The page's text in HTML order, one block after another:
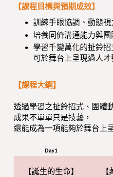
【課程目標與預期成效】
訓練手眼協調、動態
培養同儕溝通能力與團
學習千變萬化的扯鈴
可於舞台上呈現過人才
【課程大鋼】
透過學習之扯鈴招式、團體
成果不單單只是技藝，
還能成為一項能夠於舞台上
Day1
【誕生的生命】